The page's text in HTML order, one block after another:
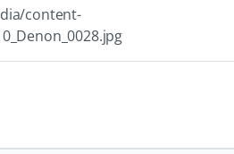
content-